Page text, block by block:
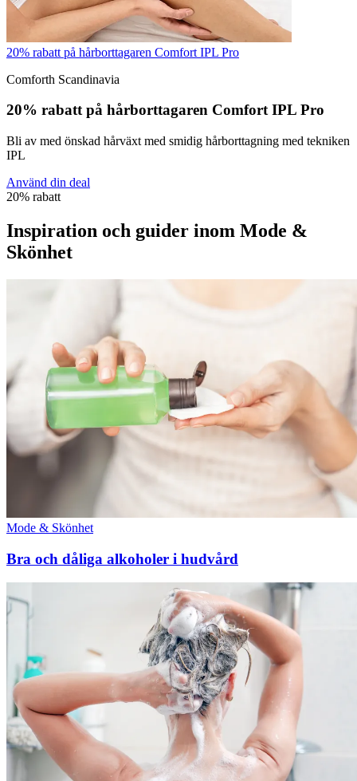
20% rabatt på hårborttagaren Comfort IPL Pro
Comforth Scandinavia
20% rabatt på hårborttagaren Comfort IPL Pro
Bli av med önskad hårväxt med smidig hårborttagning med tekniken
IPL
Använd din deal
20% rabatt
Inspiration och guider inom Mode &
Skönhet
Mode & Skönhet
Bra och dåliga alkoholer i hudvård